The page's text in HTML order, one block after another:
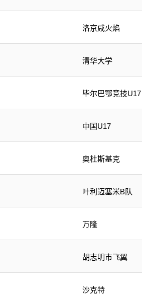
洛京咸火焰
清华大学
毕尔巴鄂竞技U17
中国U17
奥杜斯基克
叶利迈塞米B队
万隆
胡志明市飞翼
沙克特